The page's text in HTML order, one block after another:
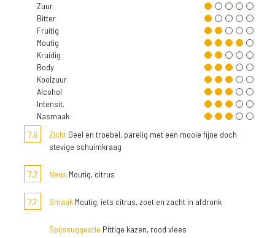
Zuur
Bitter
Fruitig
Moutig
Kruidig
Body
Koolzuur
Alcohol
Intensit.
Nasmaak
7,6
Zicht Geel en troebel, parelig met een mooie fijne doch
stevige schuimkraag
7,2 Neus Moutig, citrus
7,7 Smaak Moutig, iets citrus, zoet en zacht in afdronk
Spijssuggestie Pittige kazen, rood vlees